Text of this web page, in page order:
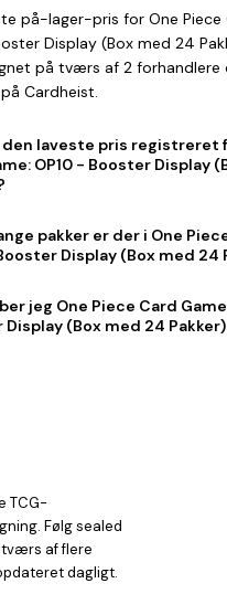
på-lager-pris for One Piece
Display (Box med 24
på tværs af 2
Cardheist.
den laveste pris registreret
OP10 - Booster Display
pakker er der i One
Display (Box med 24
jeg One Piece Card
Display (Box med 24
TCG-
Følg sealed
af flere
dagligt.